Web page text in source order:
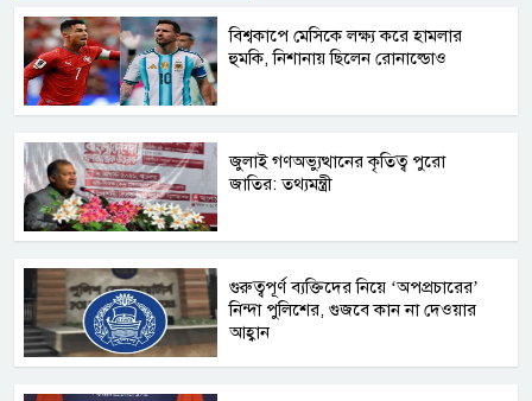
বিশ্বকাপে মেসিকে লক্ষ্য করে হামলার
হুমকি, নিশানায় ছিলেন রোনাল্ডোও
জুলাই গণঅভ্যুত্থানের কৃতিত্ব পুরো
জাতির: তথ্যমন্ত্রী
গুরুত্বপূর্ণ ব্যক্তিদের নিয়ে ‘অপপ্রচারের’
নিন্দা পুলিশের, গুজবে কান না দেওয়ার
আহ্বান